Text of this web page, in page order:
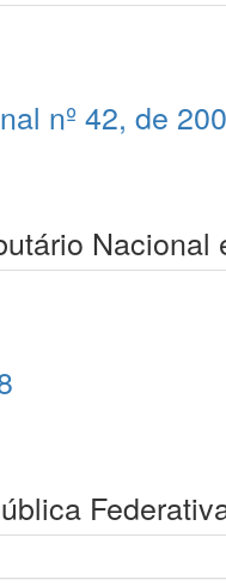
nº 42, de